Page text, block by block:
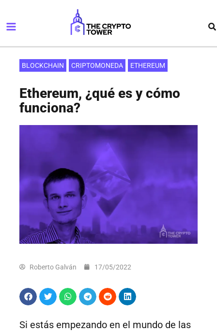
contenido
Menu
BLOCKCHAIN CRIPTOMONEDA ETHEREUM
Ethereum, ¿qué es y cómo
funciona?
Roberto Galván 17/05/2022
Si estás empezando en el mundo de las